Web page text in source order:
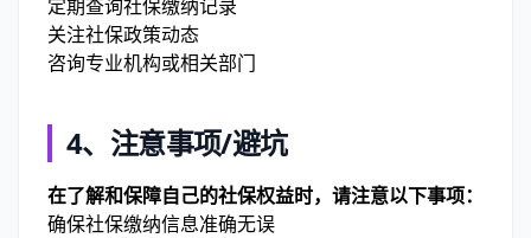
定期查询社保缴纳记录
关注社保政策动态
咨询专业机构或相关部门
4、注意事项/避坑
在了解和保障自己的社保权益时，请注意以下事项：
确保社保缴纳信息准确无误